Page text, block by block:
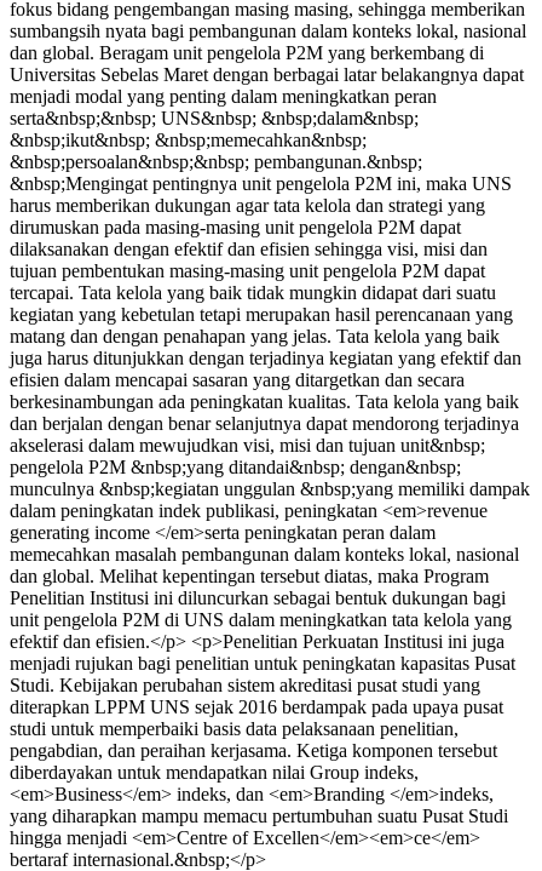
fokus bidang pengembangan masing masing, sehingga memberikan
sumbangsih nyata bagi pembangunan dalam konteks lokal, nasional
dan global. Beragam unit pengelola P2M yang berkembang di
Universitas Sebelas Maret dengan berbagai latar belakangnya dapat
menjadi modal yang penting dalam meningkatkan peran
serta&nbsp;&nbsp; UNS&nbsp; &nbsp;dalam&nbsp;
&nbsp;ikut&nbsp; &nbsp;memecahkan&nbsp;
&nbsp;persoalan&nbsp;&nbsp; pembangunan.&nbsp;
&nbsp;Mengingat pentingnya unit pengelola P2M ini, maka UNS
harus memberikan dukungan agar tata kelola dan strategi yang
dirumuskan pada masing-masing unit pengelola P2M dapat
dilaksanakan dengan efektif dan efisien sehingga visi, misi dan
tujuan pembentukan masing-masing unit pengelola P2M dapat
tercapai. Tata kelola yang baik tidak mungkin didapat dari suatu
kegiatan yang kebetulan tetapi merupakan hasil perencanaan yang
matang dan dengan penahapan yang jelas. Tata kelola yang baik
juga harus ditunjukkan dengan terjadinya kegiatan yang efektif dan
efisien dalam mencapai sasaran yang ditargetkan dan secara
berkesinambungan ada peningkatan kualitas. Tata kelola yang baik
dan berjalan dengan benar selanjutnya dapat mendorong terjadinya
akselerasi dalam mewujudkan visi, misi dan tujuan unit&nbsp;
pengelola P2M &nbsp;yang ditandai&nbsp; dengan&nbsp;
munculnya &nbsp;kegiatan unggulan &nbsp;yang memiliki dampak
dalam peningkatan indek publikasi, peningkatan <em>revenue
generating income </em>serta peningkatan peran dalam
memecahkan masalah pembangunan dalam konteks lokal, nasional
dan global. Melihat kepentingan tersebut diatas, maka Program
Penelitian Institusi ini diluncurkan sebagai bentuk dukungan bagi
unit pengelola P2M di UNS dalam meningkatkan tata kelola yang
efektif dan efisien.</p> <p>Penelitian Perkuatan Institusi ini juga
menjadi rujukan bagi penelitian untuk peningkatan kapasitas Pusat
Studi. Kebijakan perubahan sistem akreditasi pusat studi yang
diterapkan LPPM UNS sejak 2016 berdampak pada upaya pusat
studi untuk memperbaiki basis data pelaksanaan penelitian,
pengabdian, dan peraihan kerjasama. Ketiga komponen tersebut
diberdayakan untuk mendapatkan nilai Group indeks,
<em>Business</em> indeks, dan <em>Branding </em>indeks,
yang diharapkan mampu memacu pertumbuhan suatu Pusat Studi
hingga menjadi <em>Centre of Excellen</em><em>ce</em>
bertaraf internasional.&nbsp;</p>